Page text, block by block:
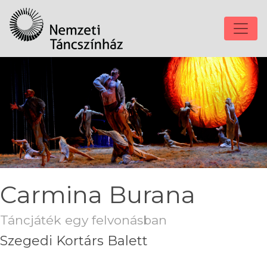
Carmina Burana
Táncjáték egy felvonásban
Szegedi Kortárs Balett